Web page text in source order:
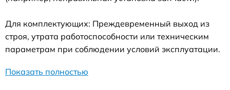
Для комплектующих: Преждевременный выход из
строя, утрата работоспособности или техническим
параметрам при соблюдении условий эксплуатации.
Показать полностью